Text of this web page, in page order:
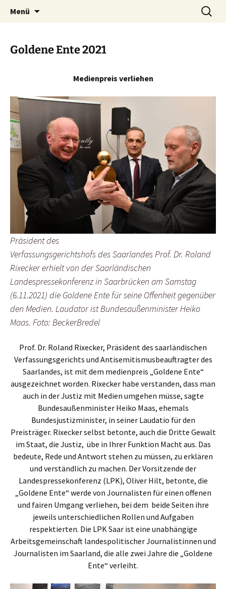
Landespressekonferenz Saar
Menü
Suchen
nach:
Goldene Ente 2021
Medienpreis verliehen
Präsident des
Verfassungsgerichtshofs des Saarlandes Prof. Dr. Roland
Rixecker erhielt von der Saarländischen
Landespressekonferenz in Saarbrücken am Samstag
(6.11.2021) die Goldene Ente für seine Offenheit gegenüber
den Medien. Laudator ist Bundesaußenminister Heiko
Maas. Foto: BeckerBredel
Prof. Dr. Roland Rixecker, Präsident des saarländischen
Verfassungsgerichts und Antisemitismusbeauftragter des
Saarlandes, ist mit dem medienpreis „Goldene Ente“
ausgezeichnet worden. Rixecker habe verstanden, dass man
auch in der Justiz mit Medien umgehen müsse, sagte
Bundesaußenminister Heiko Maas, ehemals
Bundesjustizminister, in seiner Laudatio für den
Preisträger. Rixecker selbst betonte, auch die Dritte Gewalt
im Staat, die Justiz, übe in Ihrer Funktion Macht aus. Das
bedeute, Rede und Antwort stehen zu müssen, zu erklären
und verständlich zu machen. Der Vorsitzende der
Landespressekonferenz (LPK), Oliver Hilt, betonte, die
„Goldene Ente“ werde von Journalisten für einen offenen
und fairen Umgang verliehen, bei dem beide Seiten ihre
jeweils unterschiedlichen Rollen und Aufgaben
respektierten. Die LPK Saar ist eine unabhängige
Arbeitsgemeinschaft landespolitischer Journalistinnen und
Journalisten im Saarland, die alle zwei Jahre die „Goldene
Ente“ verleiht.